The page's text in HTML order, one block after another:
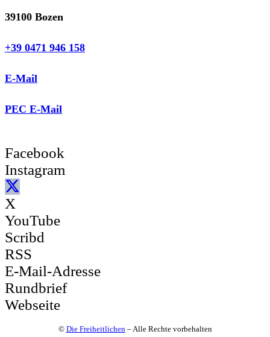
39100 Bozen
+39 0471 946 158
E-Mail
PEC E-Mail
Facebook
Instagram
X
YouTube
Scribd
RSS
E-Mail-Adresse
Rundbrief
Webseite
© Die Freiheitlichen– Alle Rechte vorbehalten